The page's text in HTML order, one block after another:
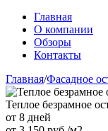
Главная
О компании
Обзоры
Контакты
Главная/Фасадное
Теплое безрамное
от 8 дней